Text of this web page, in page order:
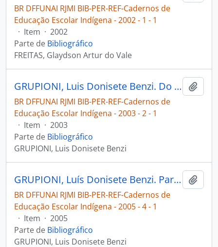
BR DFFUNAI RJMI BIB-PER-REF-Cadernos de
Educação Escolar Indígena - 2002 - 1 - 1
· Item · 2002
Parte de Bibliográfico
FREITAS, Glaydson Artur do Vale
GRUPIONI, Luis Donisete Benzi. Do discurso e das ações a educação intercultural como política pública [Cadernos de Educação Escolar Indígena]
BR DFFUNAI RJMI BIB-PER-REF-Cadernos de
Educação Escolar Indígena - 2003 - 2 - 1
· Item · 2003
Parte de Bibliográfico
GRUPIONI, Luis Donisete Benzi
GRUPIONI, Luís Donisete Benzi. Para que possamos lutar pelos nossos direitos o estudo da legislação da educação indígena nos programas de formação de professores indígenas [Cadernos de Educação Escolar Indígena]
BR DFFUNAI RJMI BIB-PER-REF-Cadernos de
Educação Escolar Indígena - 2005 - 4 - 1
· Item · 2005
Parte de Bibliográfico
GRUPIONI, Luis Donisete Benzi